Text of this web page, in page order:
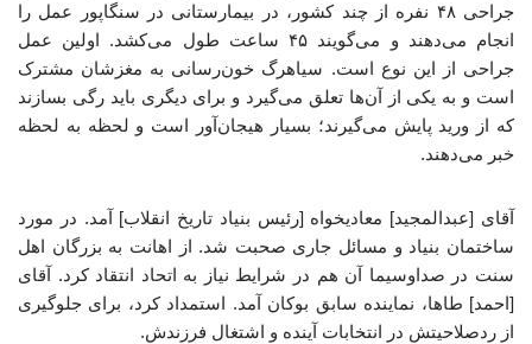
جراحی ۴۸ نفره از چند کشور، در بیمارستانی در سنگاپور عمل را
انجام می‌دهند و می‌گویند ۴۵ ساعت طول می‌کشد. اولین عمل
جراحی از این نوع است. سیاهرگ خون‌رسانی به مغزشان مشترک
است و به یکی از آن‌ها تعلق می‌گیرد و برای دیگری باید رگی بسازند
که از ورید پایش می‌گیرند؛ بسیار هیجان‌آور است و لحظه به لحظه
خبر می‌دهند.
آقای [عبدالمجید] معادیخواه [رئیس بنیاد تاریخ انقلاب] آمد. در مورد
ساختمان بنیاد و مسائل جاری صحبت شد. از اهانت به بزرگان اهل
‌سنت در صداوسیما آن هم در شرایط نیاز به اتحاد انتقاد کرد. آقای
[احمد] طاها، نماینده سابق بوکان آمد. استمداد کرد، برای جلوگیری
از ردصلاحیتش در انتخابات آینده و اشتغال فرزندش.